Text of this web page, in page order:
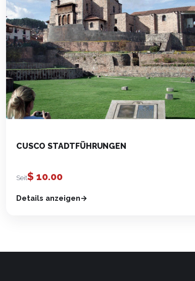
CUSCO STADTFÜHRUNGEN
Seit$ 10.00
Details anzeigen